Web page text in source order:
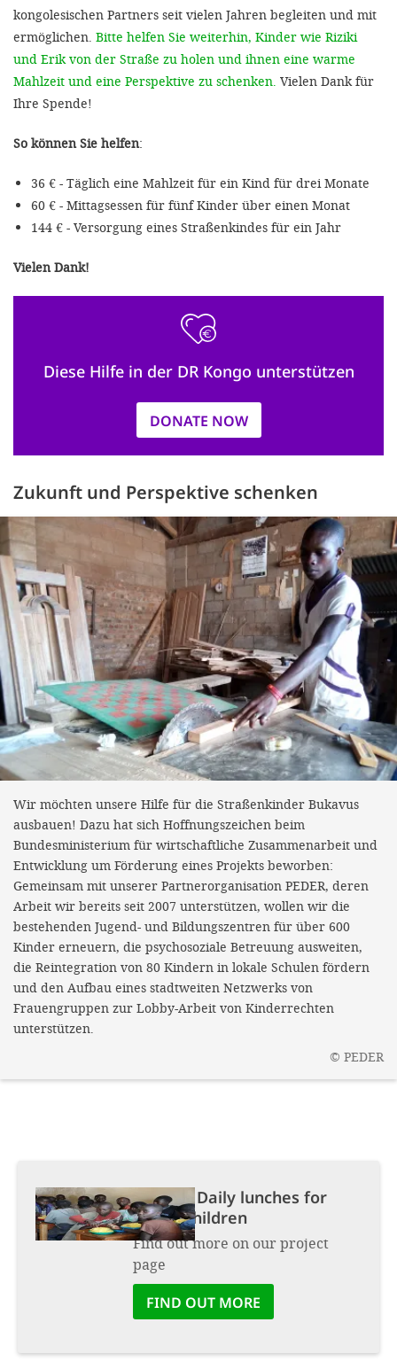
kongolesischen Partners seit vielen Jahren begleiten und mit
ermöglichen. Bitte helfen Sie weiterhin, Kinder wie Riziki
und Erik von der Straße zu holen und ihnen eine warme
Mahlzeit und eine Perspektive zu schenken. Vielen Dank für
Ihre Spende!
So können Sie helfen:
36 € - Täglich eine Mahlzeit für ein Kind für drei Monate
60 € - Mittagsessen für fünf Kinder über einen Monat
144 € - Versorgung eines Straßenkindes für ein Jahr
Vielen Dank!
Diese Hilfe in der DR Kongo unterstützen
DONATE NOW
Zukunft und Perspektive schenken
Wir möchten unsere Hilfe für die Straßenkinder Bukavus
ausbauen! Dazu hat sich Hoffnungszeichen beim
Bundesministerium für wirtschaftliche Zusammenarbeit und
Entwicklung um Förderung eines Projekts beworben:
Gemeinsam mit unserer Partnerorganisation PEDER, deren
Arbeit wir bereits seit 2007 unterstützen, wollen wir die
bestehenden Jugend- und Bildungszentren für über 600
Kinder erneuern, die psychosoziale Betreuung ausweiten,
die Reintegration von 80 Kindern in lokale Schulen fördern
und den Aufbau eines stadtweiten Netzwerks von
Frauengruppen zur Lobby-Arbeit von Kinderrechten
unterstützen.
© PEDER
Project:Daily lunches for
street children
Find out more on our project
page
FIND OUT MORE